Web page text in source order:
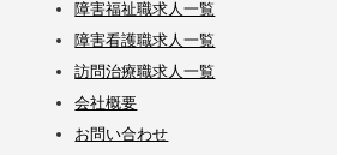
障害福祉職求人一覧
障害看護職求人一覧
訪問治療職求人一覧
会社概要
お問い合わせ